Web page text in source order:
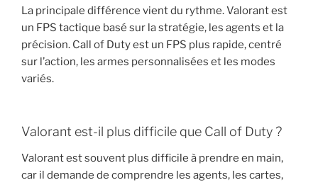
La principale différence vient du rythme. Valorant est
un FPS tactique basé sur la stratégie, les agents et la
précision. Call of Duty est un FPS plus rapide, centré
sur l’action, les armes personnalisées et les modes
variés.
Valorant est-il plus difficile que Call of Duty ?
Valorant est souvent plus difficile à prendre en main,
car il demande de comprendre les agents, les cartes,